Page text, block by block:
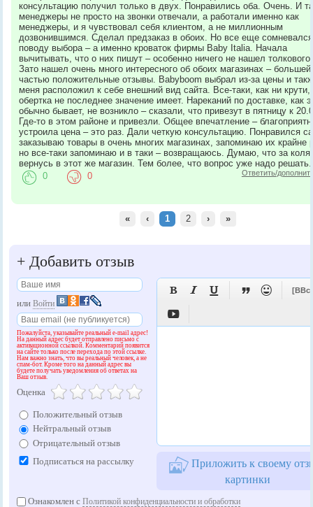
консультацию получил только в двух. Понравились оба. Очень. И
менеджеры не просто на звонки отвечали, а работали именно как
менеджеры, и я чувствовал себя клиентом, а не миллионным
дозвонившимся. Сделал предзаказ в обоих. Но все еще
поводу выбора – а именно кроваток фирмы Baby Italia. Начала
вычитывать, что о них пишут – особенно ничего не нашел
Зато нашел очень много интересного об обоих магазинах – большей
частью положительные отзывы. Babyboom выбрал из-за цены и
меня расположил к себе внешний вид сайта. Все-таки, как ни крути,
обертка не последнее значение имеет. Нареканий по доставке, как
обычно бывает, не возникло – сказали, что привезут в пятницу к
Где-то в этом районе и привезли. Общее впечатление –
устроила цена – это раз. Дали четкую консультацию. Понравился
заказываю товары в очень многих магазинах, запоминаю их крайне
но все-таки запоминаю и в таки – возвращаюсь. Думаю, что за
вернусь в этот же магазин. Тем более, что вопрос уже надо решать.
Ответить/
0 0
« ‹ 1 2 › »
+ Добавить отзыв
илиВойти
Пожалуйста, указывайте реальный e-mail адрес!
На данный адрес будет отправлено письмо с
активационной ссылкой. Комментарий появится
на сайте только после перехода по этой ссылке.
Нам важно знать, что вы реальный человек, а не
спам-бот. Кроме того на данный адрес вы
будете получать уведомления об ответах на
Ваш отзыв.
Оценка
Положительный отзыв
Нейтральный отзыв
Отрицательный отзыв
Подписаться на рассылку
   


Приложить к своему
картинки
Ознакомлен сПолитикой конфиденциальности и обработки